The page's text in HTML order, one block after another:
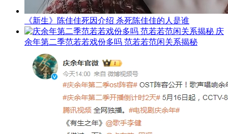
《新生》陈佳佳死因介绍 杀死陈佳佳的人是谁
庆
余年第二季范若若戏份多吗 范若若范闲关系揭秘